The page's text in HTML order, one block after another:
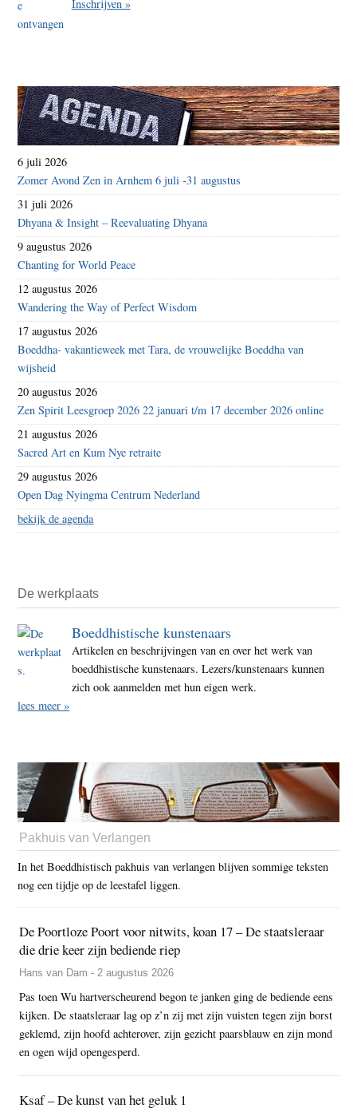
Inschrijven »
6 juli 2026
Zomer Avond Zen in Arnhem 6 juli -31 augustus
31 juli 2026
Dhyana & Insight – Reevaluating Dhyana
9 augustus 2026
Chanting for World Peace
12 augustus 2026
Wandering the Way of Perfect Wisdom
17 augustus 2026
Boeddha- vakantieweek met Tara, de vrouwelijke Boeddha van
wijsheid
20 augustus 2026
Zen Spirit Leesgroep 2026 22 januari t/m 17 december 2026 online
21 augustus 2026
Sacred Art en Kum Nye retraite
29 augustus 2026
Open Dag Nyingma Centrum Nederland
bekijk de agenda
De werkplaats
Boeddhistische kunstenaars
Artikelen en beschrijvingen van en over het werk van
boeddhistische kunstenaars. Lezers/kunstenaars kunnen
zich ook aanmelden met hun eigen werk.
lees meer »
Pakhuis van Verlangen
In het Boeddhistisch pakhuis van verlangen blijven sommige teksten
nog een tijdje op de leestafel liggen.
De Poortloze Poort voor nitwits, koan 17 – De staatsleraar
die drie keer zijn bediende riep
Hans van Dam - 2 augustus 2026
Pas toen Wu hartverscheurend begon te janken ging de bediende eens
kijken. De staatsleraar lag op z’n zij met zijn vuisten tegen zijn borst
geklemd, zijn hoofd achterover, zijn gezicht paarsblauw en zijn mond
en ogen wijd opengesperd.
Ksaf – De kunst van het geluk 1